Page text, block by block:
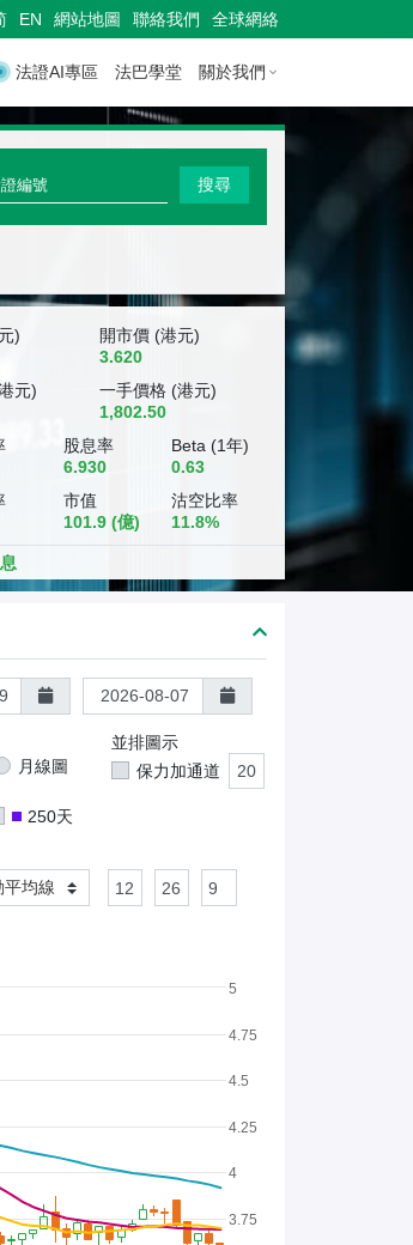
EN 網站地圖 聯絡我們 全球網絡
法證AI專區 法巴學堂 關於我們
搜尋
)
開市價 (港元)
3.620
元)
一手價格 (港元)
1,802.50
股息率
6.930
Beta (1年)
0.63
市值
101.9(億)
沽空比率
11.8%
月線圖
並排圖示
保力加通道
250天
平均線
3.75
4
4.25
4.5
4.75
5